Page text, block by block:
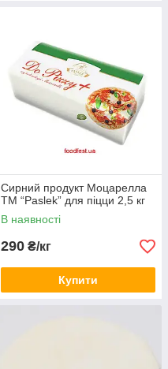
Сирний продукт Моцарелла
ТМ “Paslek” для піцци 2,5 кг
В наявності
290 ₴/кг
Купити